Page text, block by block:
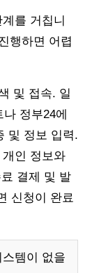
를 거칩니
행하면 어렵
및 접속. 일
정부24에
및 정보 입력.
인 정보와
결제 및 발
신청이 완료
템이 없을